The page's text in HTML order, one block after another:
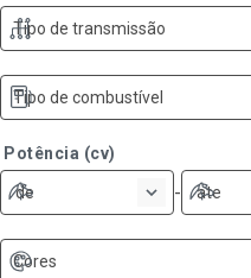
Tipo de transmissão
Tipo de combustível
Potência (cv)
de - ate
Cores